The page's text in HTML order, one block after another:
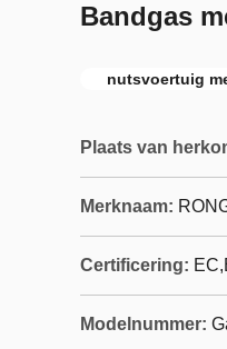
Bandgas
nutsvoertuig
Plaats van
Merknaam:
Certificering:
Modelnummer: